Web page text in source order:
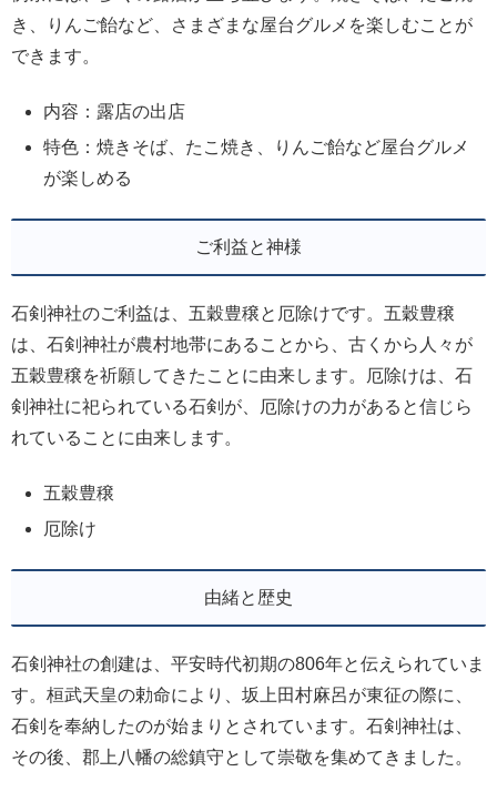
き、りんご飴など、さまざまな屋台グルメを楽しむことが
できます。
内容：露店の出店
特色：焼きそば、たこ焼き、りんご飴など屋台グルメ
が楽しめる
ご利益と神様
石剣神社のご利益は、五穀豊穣と厄除けです。五穀豊穣
は、石剣神社が農村地帯にあることから、古くから人々が
五穀豊穣を祈願してきたことに由来します。厄除けは、石
剣神社に祀られている石剣が、厄除けの力があると信じら
れていることに由来します。
五穀豊穣
厄除け
由緒と歴史
石剣神社の創建は、平安時代初期の806年と伝えられていま
す。桓武天皇の勅命により、坂上田村麻呂が東征の際に、
石剣を奉納したのが始まりとされています。石剣神社は、
その後、郡上八幡の総鎮守として崇敬を集めてきました。